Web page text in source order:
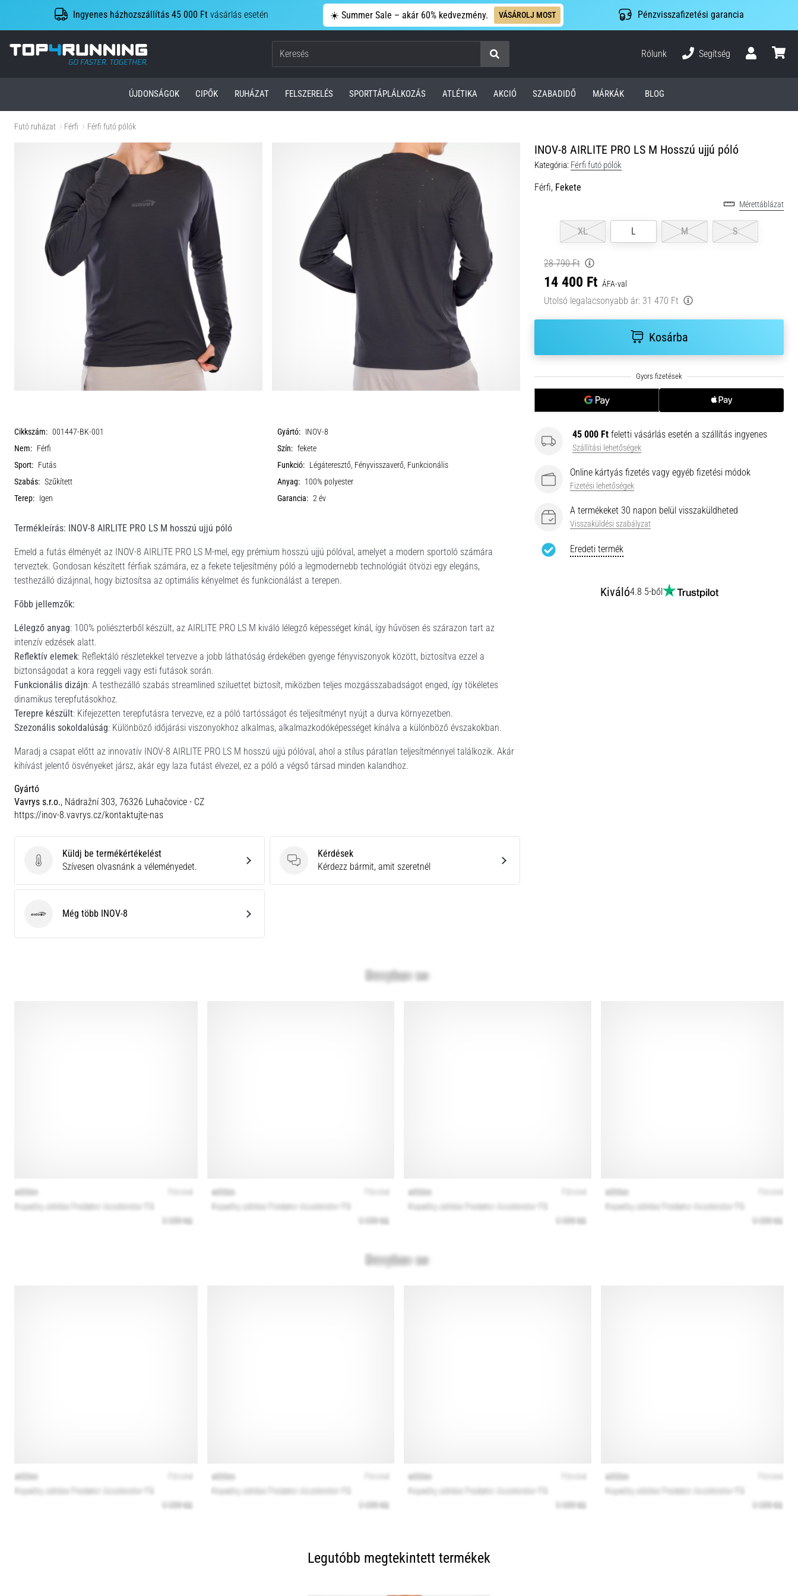
Ingyenes házhozszállítás 45 000 Ft vásárlás esetén ☀️ Summer Sale – akár 60% kedvezmény. VÁSÁROLJ MOST Pénzvisszafizetési garancia
Top4Running.hu
Keresés
Rólunk
Segítség
ÚJDONSÁGOK CIPŐK RUHÁZAT FELSZERELÉS SPORTTÁPLÁLKOZÁS ATLÉTIKA AKCIÓ SZABADIDŐ MÁRKÁK BLOG
Futó ruházat Férfi Férfi futó pólók
INOV-8 AIRLITE PRO LS M Hosszú ujjú póló
Kategória: Férfi futó pólók
Férfi, Fekete
Mérettáblázat
XL L M S
28 790 Ft
14 400 Ft ÁFA-val
Utolsó legalacsonyabb ár: 31 470 Ft
Kosárba
45 000 Ft feletti vásárlás esetén a szállítás ingyenes
Szállítási lehetőségek
Online kártyás fizetés vagy egyéb fizetési módok
Fizetési lehetőségek
A termékeket 30 napon belül visszaküldheted
Visszaküldési szabályzat
Eredeti termék
Kiváló4.8 5-ből
Cikkszám: 001447-BK-001 Gyártó: INOV-8
Nem: Férfi Szín: fekete
Sport: Futás Funkció: Légáteresztő, Fényvisszaverő, Funkcionális
Szabás: Szűkített Anyag: 100% polyester
Terep: Igen Garancia: 2 év
Termékleírás: INOV-8 AIRLITE PRO LS M hosszú ujjú póló
Emeld a futás élményét az INOV-8 AIRLITE PRO LS M-mel, egy prémium hosszú ujjú pólóval, amelyet a modern sportoló számára
terveztek. Gondosan készített férfiak számára, ez a fekete teljesítmény póló a legmodernebb technológiát ötvözi egy elegáns,
testhezálló dizájnnal, hogy biztosítsa az optimális kényelmet és funkcionálást a terepen.
Főbb jellemzők:
Lélegző anyag: 100% poliészterből készült, az AIRLITE PRO LS M kiváló lélegző képességet kínál, így hűvösen és szárazon tart az
intenzív edzések alatt.
Reflektív elemek: Reflektáló részletekkel tervezve a jobb láthatóság érdekében gyenge fényviszonyok között, biztosítva ezzel a
biztonságodat a kora reggeli vagy esti futások során.
Funkcionális dizájn: A testhezálló szabás streamlined sziluettet biztosít, miközben teljes mozgásszabadságot enged, így tökéletes
dinamikus terepfutásokhoz.
Terepre készült: Kifejezetten terepfutásra tervezve, ez a póló tartósságot és teljesítményt nyújt a durva környezetben.
Szezonális sokoldalúság: Különböző időjárási viszonyokhoz alkalmas, alkalmazkodóképességet kínálva a különböző évszakokban.
Maradj a csapat előtt az innovatív INOV-8 AIRLITE PRO LS M hosszú ujjú pólóval, ahol a stílus páratlan teljesítménnyel találkozik. Akár
kihívást jelentő ösvényeket jársz, akár egy laza futást élvezel, ez a póló a végső társad minden kalandhoz.
Gyártó
Vavrys s.r.o., Nádražní 303, 76326 Luhačovice - CZ
https://inov-8.vavrys.cz/kontaktujte-nas
Küldj be termékértékelést
Küldj be termékértékelést
Szívesen olvasnánk a véleményedet.
Kérdések
Kérdések
Kérdezz bármit, amit szeretnél
INOV-8Még több INOV-8
Legutóbb megtekintett termékek